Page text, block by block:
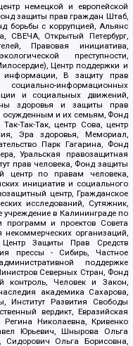
немецкой и европейской
защиты прав граждан Штаб,
борьбы с коррупцией, Альянс
Открытый Петербург,
Правовая инициатива,
преступности,
Центр поддержки и
информации, В защиту прав
информационных
и социальных движений,
здоровья и защиты прав
и их семьям, Фонд
Так-Так, центр Сова, центр
Эра здоровья, Мемориал,
Парк Гагарина, Фонд
Уральская правозащитная
прав человека, Фонд защиты
центр по правам человека,
инициатив и социального
центр, Гражданское
исследований, Сутяжник,
в Калининграде по
программ и проектов Совета
некоммерческих организаций,
Центр Защиты Прав Средств
прессы - Сибирь, Частное
поддержке
Северных Стран, Фонд
контроль, Человек и Закон,
академика Сахарова,
Институт Развития Свободы
вердикт, Евразийская
Николаевна, Кривенко
Юрьевич, Шнырова Ольга
Ольга Борисовна,